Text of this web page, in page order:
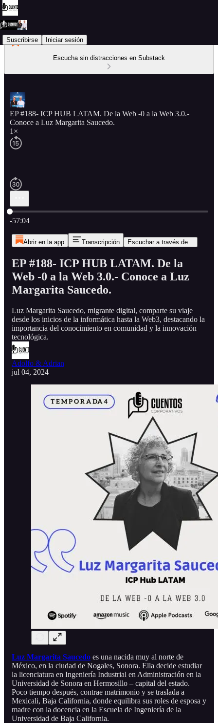
Suscribirse Iniciar sesión
Escucha sin distracciones en Substack
EP #188- ICP HUB LATAM. De la Web -0 a la Web 3.0.-
Conoce a Luz Margarita Saucedo.
1×
Hora actual: 0:00 / Tiempo total: -57:04
-57:04
Abrir en la app Transcripción Escuchar a través de...
EP #188- ICP HUB LATAM. De la
Web -0 a la Web 3.0.- Conoce a Luz
Margarita Saucedo.
Luz Margarita Saucedo, migrante digital, comparte su viaje
desde los inicios de la informática hasta la Web3, destacando la
importancia del conocimiento en comunidad y la innovación
tecnológica.
Adolfo & Adrian
jul 04, 2024
Luz Margarita Saucedo es una nacida muy al norte de
México, en la ciudad de Nogales, Sonora. Ella decide estudiar
la licenciatura en Ingeniería Industrial en Administración en la
Universidad de Sonora en Hermosillo – capital del estado.
Poco tiempo después, contrae matrimonio y se traslada a
Mexicali, Baja California, donde equilibra sus roles de esposa y
madre con la docencia en la Escuela de Ingeniería de la
Universidad de Baja California.